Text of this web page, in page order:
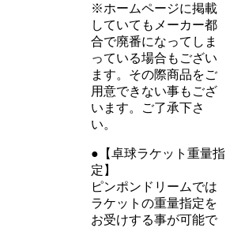
※ホームページに掲載
していてもメーカー都
合で廃番になってしま
っている場合もござい
ます。その際商品をご
用意できない事もござ
います。ご了承下さ
い。
●【卓球ラケット重量指
定】
ピンポンドリームでは
ラケットの重量指定を
お受けする事が可能で